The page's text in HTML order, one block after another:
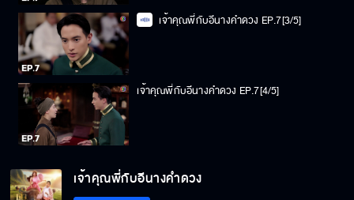
เจ้าคุณพี่กับอีนางคำดวง EP.7[3/5]
เจ้าคุณพี่กับอีนางคำดวง EP.7[4/5]
เจ้าคุณพี่กับอีนางคำดวง